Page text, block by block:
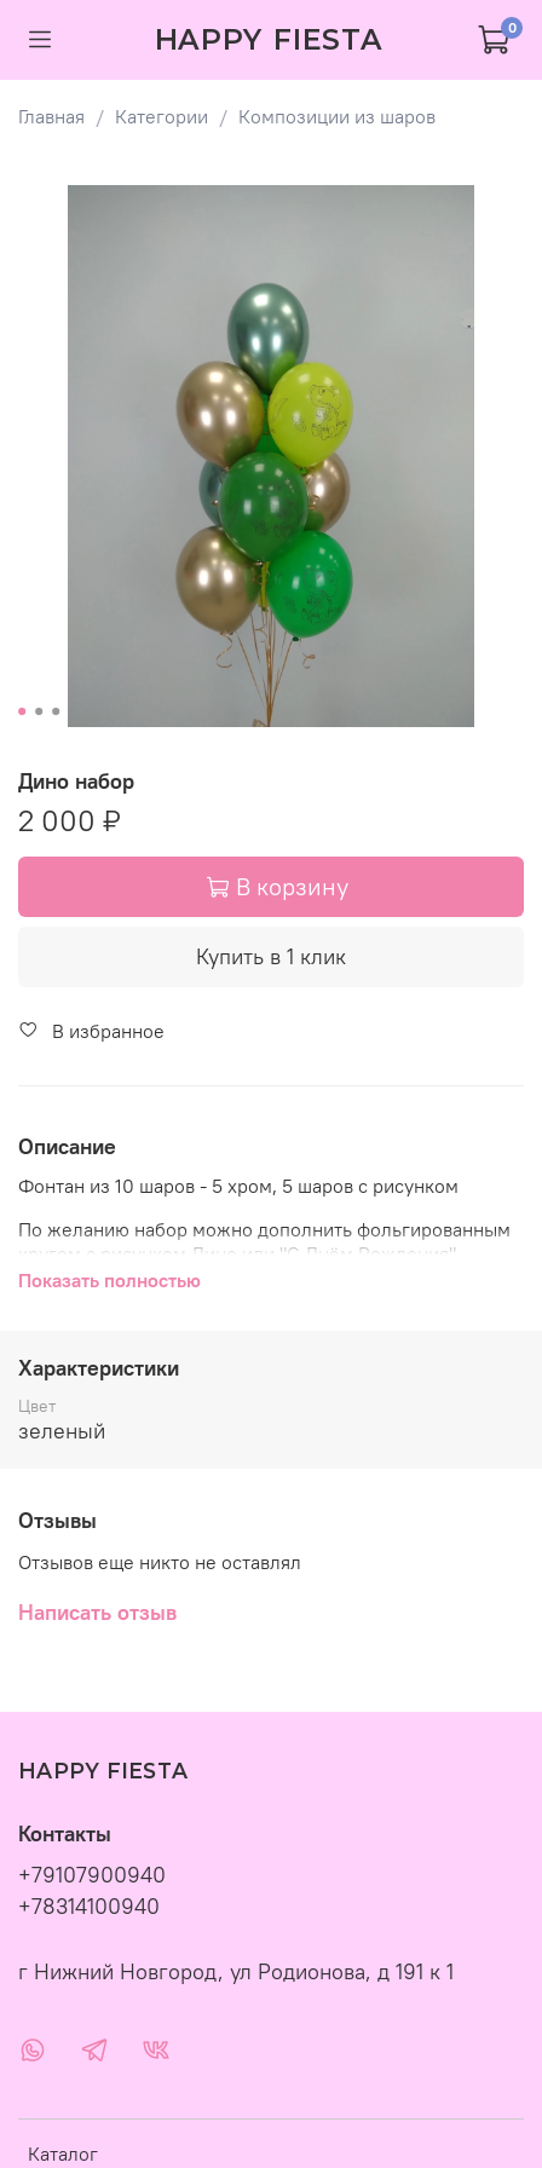
HAPPY FIESTA 0
Главная Категории Композиции из шаров
Дино набор
2 000 ₽
В корзину
Купить в 1 клик
В избранное
Описание
Фонтан из 10 шаров - 5 хром, 5 шаров с рисунком
По желанию набор можно дополнить фольгированным
кругом с рисунком Дино или "С Днём Рождения"
Показать полностью
Характеристики
Цвет
зеленый
Отзывы
Отзывов еще никто не оставлял
Написать отзыв
HAPPY FIESTA
Каталог
Контакты
+79107900940
+78314100940
г Нижний Новгород, ул Родионова, д 191 к 1